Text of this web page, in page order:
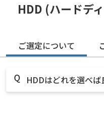
HDD (ハードデ
ご選定について
HDDはどれを選べば